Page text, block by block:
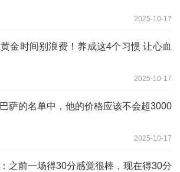
2025-10-17
金时间别浪费！养成这4个习惯 让心血
2025-10-17
萨的名单中，他的价格应该不会超3000
2025-10-17
之前一场得30分感觉很棒，现在得30分